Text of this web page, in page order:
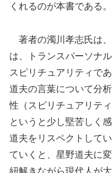
くれるのが本書である。
著者の濁川孝志氏は
は、トランスパーソナ
スピリチュアリティで
道夫の言葉について分
性（スピリチュアリテ
というと少し堅苦しく
道夫をリスペクトして
ていくと、星野道夫に
紐解きながら現代人が